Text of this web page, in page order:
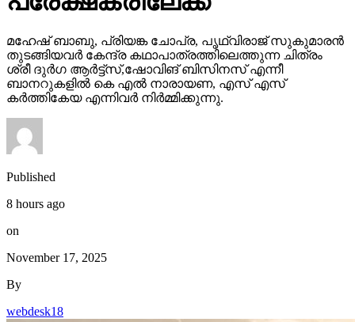
മഹേഷ് ബാബു, പ്രിയങ്ക ചോപ്ര, പൃഥ്വിരാജ് സുകുമാരൻ
തുടങ്ങിയവർ കേന്ദ്ര കഥാപാത്രത്തിലെത്തുന്ന ചിത്രം
ശ്രീ ദുർഗ ആർട്ട്സ്,ഷോവിങ് ബിസിനസ് എന്നീ
ബാനറുകളിൽ കെ എൽ നാരായണ, എസ് എസ്
കർത്തികേയ എന്നിവർ നിർമ്മിക്കുന്നു.
Published
8 hours ago
on
November 17, 2025
By
webdesk18